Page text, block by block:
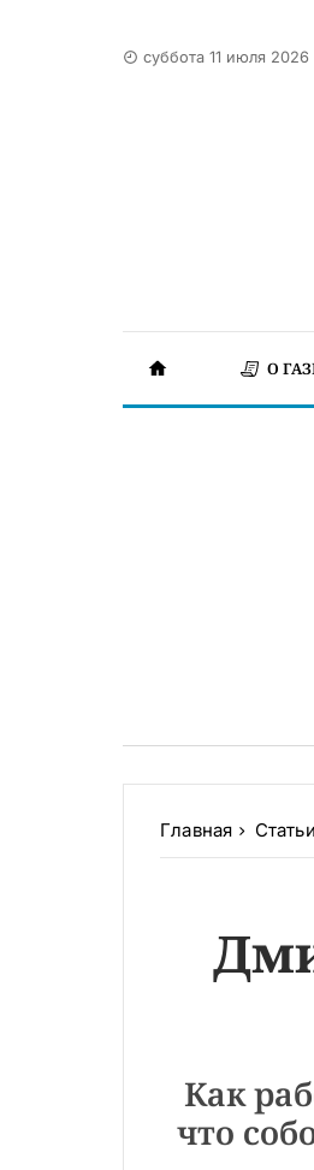
суббота 11 июля 2026
О
Главная Статьи
Как
что